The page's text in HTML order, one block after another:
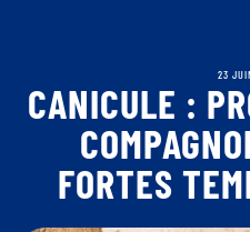
23
CANICULE :
FORTES